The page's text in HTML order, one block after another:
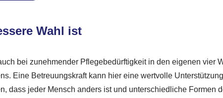
Wahl ist
bei zunehmender Pflegebedürftigkeit in den eigenen vier
Eine Betreuungskraft kann hier eine wertvolle
dass jeder Mensch anders ist und unterschiedliche